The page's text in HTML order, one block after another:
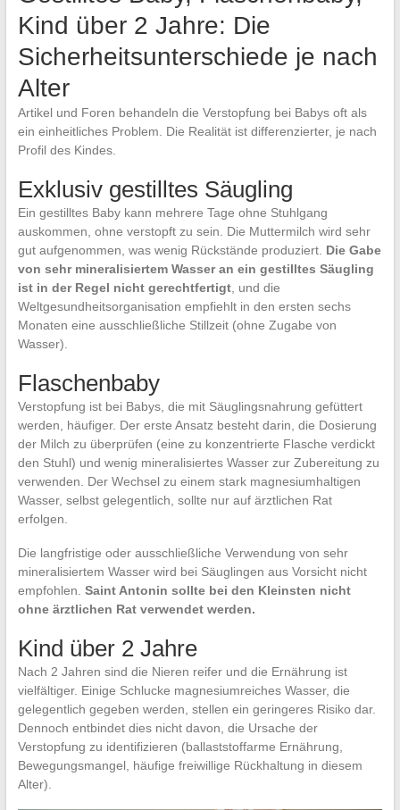
Kind über 2 Jahre: Die
Sicherheitsunterschiede je nach
Alter
Artikel und Foren behandeln die Verstopfung bei Babys oft als
ein einheitliches Problem. Die Realität ist differenzierter, je nach
Profil des Kindes.
Exklusiv gestilltes Säugling
Ein gestilltes Baby kann mehrere Tage ohne Stuhlgang
auskommen, ohne verstopft zu sein. Die Muttermilch wird sehr
gut aufgenommen, was wenig Rückstände produziert. Die Gabe
von sehr mineralisiertem Wasser an ein gestilltes Säugling
ist in der Regel nicht gerechtfertigt, und die
Weltgesundheitsorganisation empfiehlt in den ersten sechs
Monaten eine ausschließliche Stillzeit (ohne Zugabe von
Wasser).
Flaschenbaby
Verstopfung ist bei Babys, die mit Säuglingsnahrung gefüttert
werden, häufiger. Der erste Ansatz besteht darin, die Dosierung
der Milch zu überprüfen (eine zu konzentrierte Flasche verdickt
den Stuhl) und wenig mineralisiertes Wasser zur Zubereitung zu
verwenden. Der Wechsel zu einem stark magnesiumhaltigen
Wasser, selbst gelegentlich, sollte nur auf ärztlichen Rat
erfolgen.
Die langfristige oder ausschließliche Verwendung von sehr
mineralisiertem Wasser wird bei Säuglingen aus Vorsicht nicht
empfohlen. Saint Antonin sollte bei den Kleinsten nicht
ohne ärztlichen Rat verwendet werden.
Kind über 2 Jahre
Nach 2 Jahren sind die Nieren reifer und die Ernährung ist
vielfältiger. Einige Schlucke magnesiumreiches Wasser, die
gelegentlich gegeben werden, stellen ein geringeres Risiko dar.
Dennoch entbindet dies nicht davon, die Ursache der
Verstopfung zu identifizieren (ballaststoffarme Ernährung,
Bewegungsmangel, häufige freiwillige Rückhaltung in diesem
Alter).